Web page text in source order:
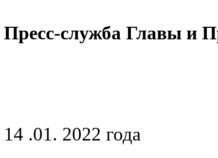
Пресс-служба Главы и
14 .01. 2022 года